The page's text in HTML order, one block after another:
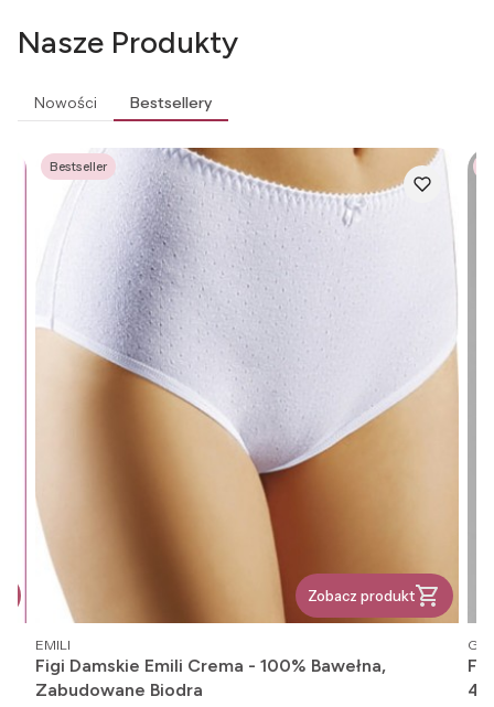
Nasze Produkty
Nowości Bestsellery
Bestseller
Zobacz produkt
PRODUCENT
EMILI
Figi Damskie Emili Crema - 100% Bawełna,
Zabudowane Biodra